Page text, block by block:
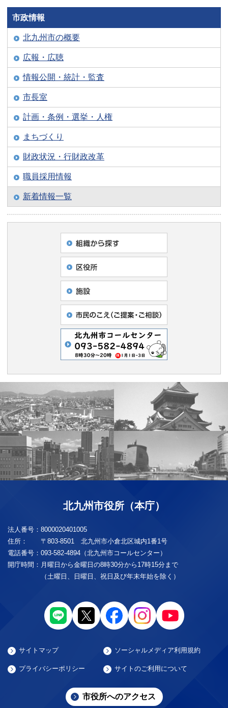
市政情報
北九州市の概要
広報・広聴
情報公開・統計・監査
市長室
計画・条例・選挙・人権
まちづくり
財政状況・行財政改革
職員採用情報
新着情報一覧
北九州市役所（本庁）
法人番号： 8000020401005
住所：
〒803-8501 北九州市小倉北区城内1番1号
電話番号： 093-582-4894（北九州市コールセンター）
開庁時間： 月曜日から金曜日の8時30分から17時15分まで
（土曜日、日曜日、祝日及び年末年始を除く）
サイトマップ ソーシャルメディア利用規約
プライバシーポリシー サイトのご利用について
市役所へのアクセス